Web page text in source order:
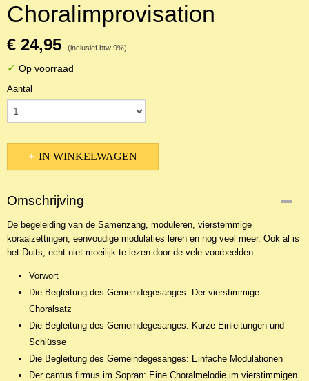
Choralimprovisation
€ 24,95 (inclusief btw 9%)
✓ Op voorraad
Aantal
IN WINKELWAGEN
Omschrijving
De begeleiding van de Samenzang, moduleren, vierstemmige
koraalzettingen, eenvoudige modulaties leren en nog veel meer. Ook al is
het Duits, echt niet moeilijk te lezen door de vele voorbeelden
Vorwort
Die Begleitung des Gemeindegesanges: Der vierstimmige
Choralsatz
Die Begleitung des Gemeindegesanges: Kurze Einleitungen und
Schlüsse
Die Begleitung des Gemeindegesanges: Einfache Modulationen
Der cantus firmus im Sopran: Eine Choralmelodie im vierstimmigen